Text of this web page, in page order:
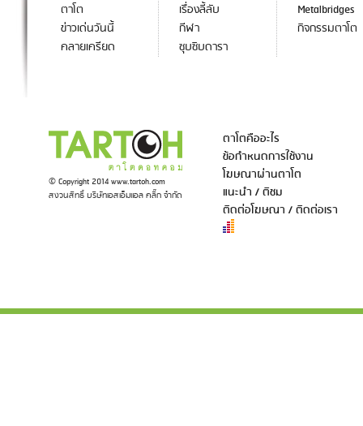
ตาโต
ข่าวเด่นวันนี้
คลายเครียด
เรื่องลี้ลับ
กีฬา
ซุบซิบดารา
Metalbridges
กิจกรรมตาโต
© Copyright 2014 www.tartoh.com
สงวนสิทธิ์ บริษัทเอสเอ็มแอล คลิ๊ก จำกัด
ตาโตคืออะไร
ข้อกำหนดการใช้งาน
โฆษณาผ่านตาโต
แนะนำ / ติชม
ติดต่อโฆษณา / ติดต่อเรา